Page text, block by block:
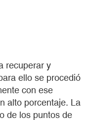
recuperar y
ello se procedió
con ese
alto porcentaje. La
de los puntos de